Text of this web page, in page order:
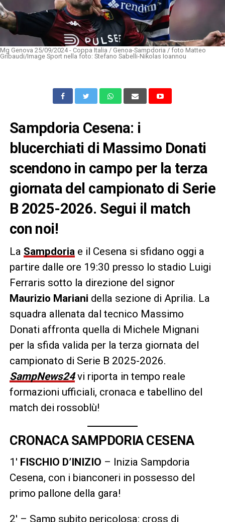
Mg Genova 25/09/2024 - Coppa Italia / Genoa-Sampdoria / foto Matteo
Gribaudi/Image Sport nella foto: Stefano Sabelli-Nikolas Ioannou
Sampdoria Cesena: i
blucerchiati di Massimo Donati
scendono in campo per la terza
giornata del campionato di Serie
B 2025-2026. Segui il match
con noi!
La Sampdoriae il Cesena si sfidano oggi a
partire dalle ore 19:30 presso lo stadio Luigi
Ferraris sotto la direzione del signor
Maurizio Mariani della sezione di Aprilia. La
squadra allenata dal tecnico Massimo
Donati affronta quella di Michele Mignani
per la sfida valida per la terza giornata del
campionato di Serie B 2025-2026.
SampNews24vi riporta in tempo reale
formazioni ufficiali, cronaca e tabellino del
match dei rossoblù!
CRONACA SAMPDORIA CESENA
1′ FISCHIO D’INIZIO – Inizia Sampdoria
Cesena, con i bianconeri in possesso del
primo pallone della gara!
2′ – Samp subito pericolosa: cross di